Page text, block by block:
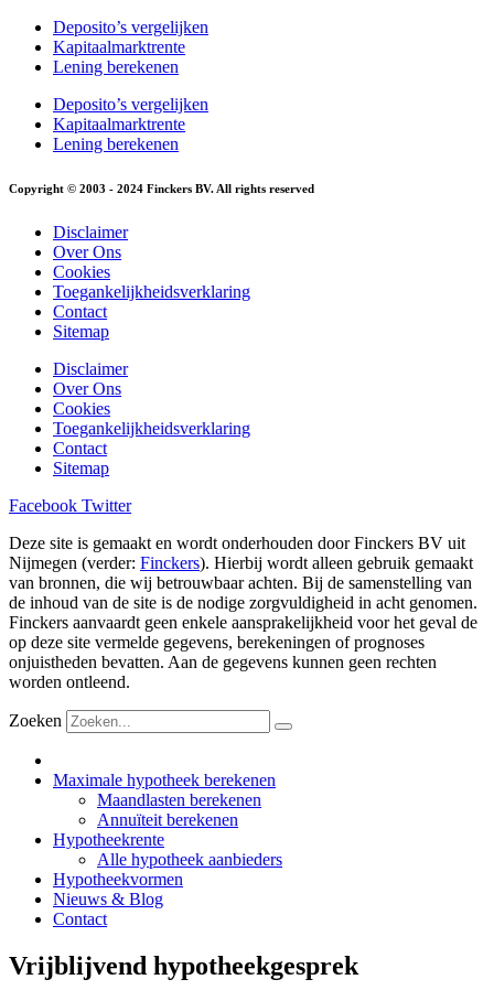
Deposito’s vergelijken
Kapitaalmarktrente
Lening berekenen
Deposito’s vergelijken
Kapitaalmarktrente
Lening berekenen
Copyright © 2003 - 2024 Finckers BV. All rights reserved
Disclaimer
Over Ons
Cookies
Toegankelijkheidsverklaring
Contact
Sitemap
Disclaimer
Over Ons
Cookies
Toegankelijkheidsverklaring
Contact
Sitemap
Facebook Twitter
Deze site is gemaakt en wordt onderhouden door Finckers BV uit
Nijmegen (verder: Finckers). Hierbij wordt alleen gebruik gemaakt
van bronnen, die wij betrouwbaar achten. Bij de samenstelling van
de inhoud van de site is de nodige zorgvuldigheid in acht genomen.
Finckers aanvaardt geen enkele aansprakelijkheid voor het geval de
op deze site vermelde gegevens, berekeningen of prognoses
onjuistheden bevatten. Aan de gegevens kunnen geen rechten
worden ontleend.
Zoeken
Maximale hypotheek berekenen
Maandlasten berekenen
Annuïteit berekenen
Hypotheekrente
Alle hypotheek aanbieders
Hypotheekvormen
Nieuws & Blog
Contact
Vrijblijvend hypotheekgesprek